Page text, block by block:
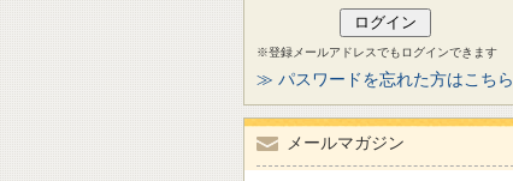
※登録メールアドレスでもログインできます
≫ パスワードを忘れた方はこちら
メールマガジン